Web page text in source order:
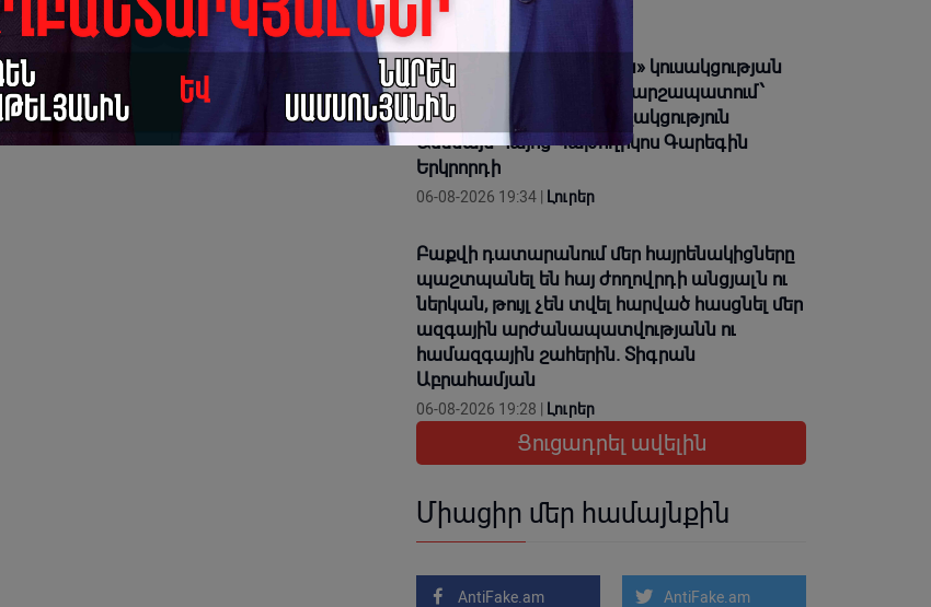
06-08-2026 19:50 |
«Բարգավաճ Հայաստան» կուսակցության
անդամները կլինեն Վաղարշապատում՝
դատարանի դիմաց՝ հաջակցություն
Ամենայն Հայոց Կաթողիկոս Գարեգին
Երկրորդի
06-08-2026 19:34 | Լուրեր
Բաքվի դատարանում մեր հայրենակիցները
պաշտպանել են հայ ժողովրդի անցյալն ու
ներկան, թույլ չեն տվել հարված հասցնել մեր
ազգային արժանապատվությանն ու
համազգային շահերին. Տիգրան
Աբրահամյան
06-08-2026 19:28 | Լուրեր
Ցուցադրել ավելին
Միացիր մեր համայնքին
AntiFake.am AntiFake.am